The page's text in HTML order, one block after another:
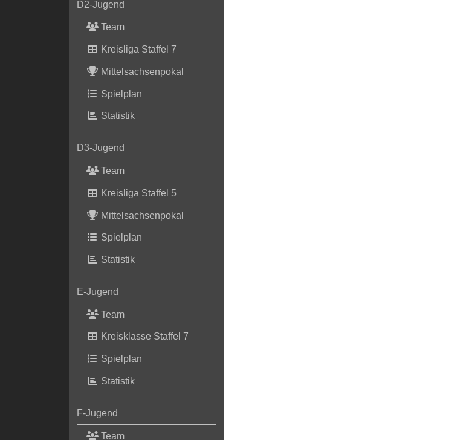
D2-Jugend
Team
Kreisliga Staffel 7
Mittelsachsenpokal
Spielplan
Statistik
D3-Jugend
Team
Kreisliga Staffel 5
Mittelsachsenpokal
Spielplan
Statistik
E-Jugend
Team
Kreisklasse Staffel 7
Spielplan
Statistik
F-Jugend
Team